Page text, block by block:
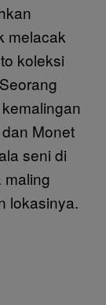
melacak
koleksi
Monet
seni di
maling
lokasinya.